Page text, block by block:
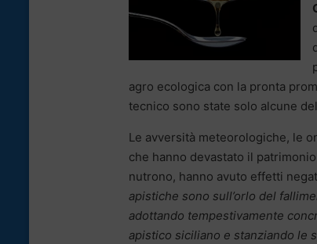
agro ecologica con la pronta
tecnico sono state solo alcune
Le avversità meteorologiche, le
che hanno devastato il
nutrono, hanno avuto effetti
apistiche sono sull’orlo del
adottando tempestivamente
apistico siciliano e stanziando le